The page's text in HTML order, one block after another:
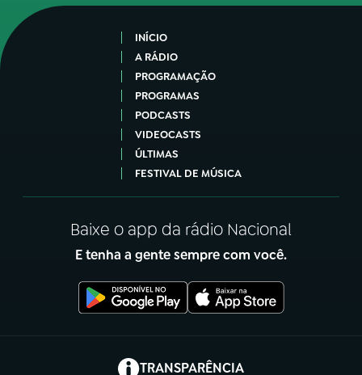
INÍCIO
A RÁDIO
PROGRAMAÇÃO
PROGRAMAS
PODCASTS
VIDEOCASTS
ÚLTIMAS
FESTIVAL DE MÚSICA
Baixe o app da rádio Nacional
E tenha a gente sempre com você.
TRANSPARÊNCIA
(abre em nova aba)